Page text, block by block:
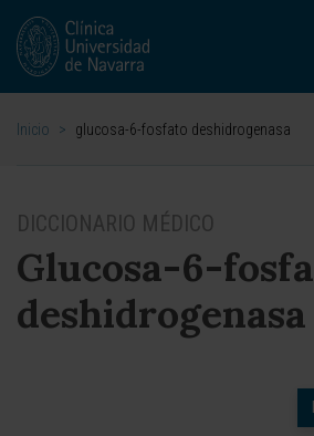
Inicio > glucosa-6-fosfato deshidrogenasa
DICCIONARIO MÉDICO
Glucosa-6-
deshidrogenasa